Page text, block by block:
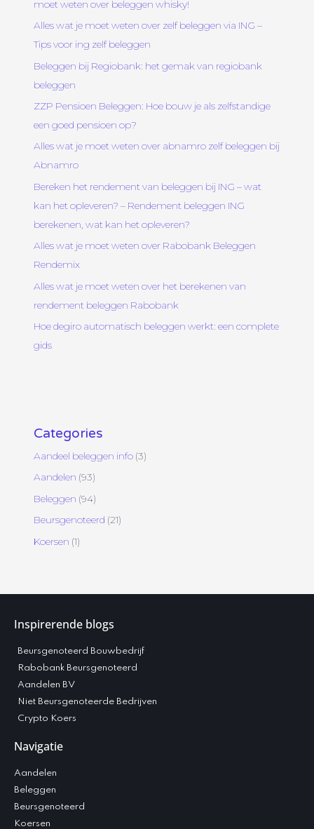
moet weten over beleggen whisky!
Alles wat je moet weten over zelf beleggen via ING –
Tips voor ing zelf beleggen
Beleggen bij Regiobank: het gemak van regiobank
beleggen
ZZP Pensioen Beleggen: Hoe bouw je als zelfstandige
een goed pensioen op?
Alles wat je moet weten over abnamro zelf beleggen bij
Abnamro
Bereken het rendement van beleggen bij ING – wat
kan het opleveren? – Rendement beleggen ING
berekenen, wat kan het opleveren?
Alles wat je moet weten over Rabobank Beleggen
Rendemix
Alles wat je moet weten over het berekenen van
rendement beleggen Rabobank
Hoe degiro automatisch beleggen werkt: een complete
gids
Categories
Aandeel beleggen info (3)
Aandelen (93)
Beleggen (94)
Beursgenoteerd (21)
Koersen (1)
Inspirerende blogs
Beursgenoteerd Bouwbedrijf
Rabobank Beursgenoteerd
Aandelen BV
Niet Beursgenoteerde Bedrijven
Crypto Koers
Navigatie
Aandelen
Beleggen
Beursgenoteerd
Koersen